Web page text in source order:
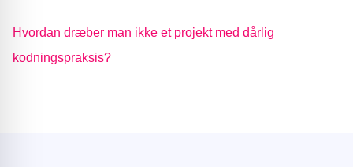
Hvordan dræber man ikke et projekt med dårlig
kodningspraksis?